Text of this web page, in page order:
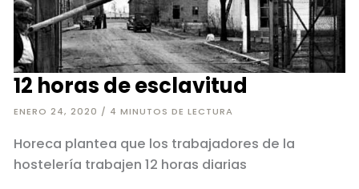
12 horas de esclavitud
ENERO 24, 2020 / 4 MINUTOS DE LECTURA
Horeca plantea que los trabajadores de la
hostelería trabajen 12 horas diarias